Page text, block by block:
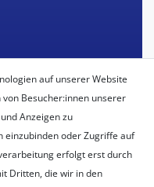
auf unserer Website
Besucher:innen unserer
Anzeigen zu
einzubinden oder Zugriffe auf
erfolgt erst durch
Dritten, die wir in den